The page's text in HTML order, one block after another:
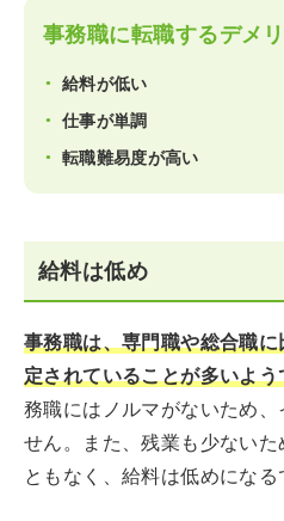
事務職に転職するデメ
給料が低い
仕事が単調
転職難易度が高い
給料は低め
事務職は、専門職や総合職
定されていることが多いよう
務職にはノルマがないため、
せん。また、残業も少ない
ともなく、給料は低めになる